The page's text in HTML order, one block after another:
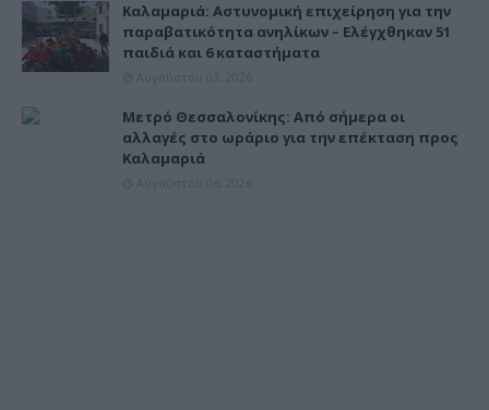
Καλαμαριά: Αστυνομική επιχείρηση για την
παραβατικότητα ανηλίκων – Ελέγχθηκαν 51
παιδιά και 6 καταστήματα
Μετρό Θεσσαλονίκης: Από σήμερα οι
αλλαγές στο ωράριο για την επέκταση προς
Καλαμαριά